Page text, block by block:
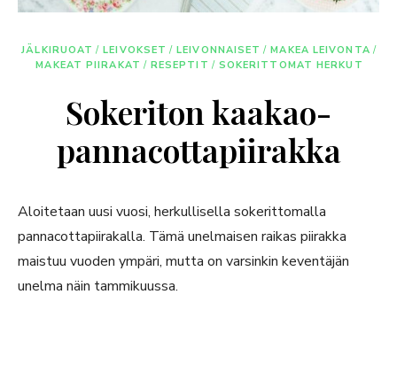
JÄLKIRUOAT / LEIVOKSET / LEIVONNAISET / MAKEA LEIVONTA /
MAKEAT PIIRAKAT / RESEPTIT / SOKERITTOMAT HERKUT
Sokeriton kaakao-
pannacottapiirakka
Aloitetaan uusi vuosi, herkullisella sokerittomalla
pannacottapiirakalla. Tämä unelmaisen raikas piirakka
maistuu vuoden ympäri, mutta on varsinkin keventäjän
unelma näin tammikuussa.